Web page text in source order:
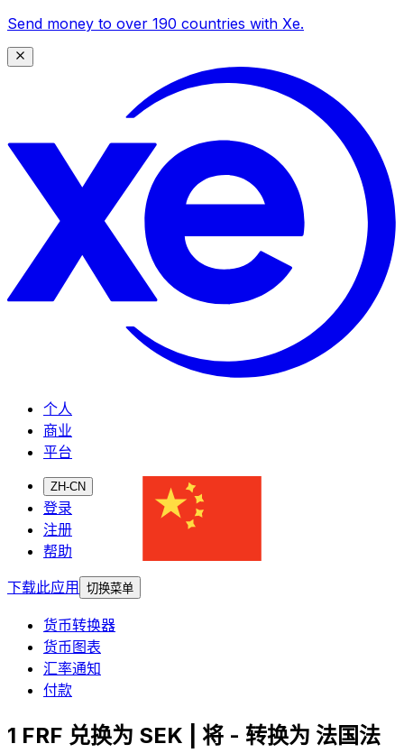
Send money to over 190 countries with Xe.
个人
商业
平台
ZH-CN
登录
注册
帮助
下载此应用
切换菜单
货币转换器
货币图表
汇率通知
付款
1 FRF 兑换为 SEK | 将 - 转换为 法国法